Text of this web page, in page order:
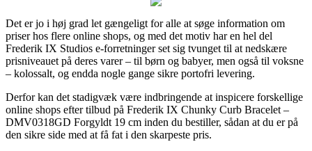
Det er jo i høj grad let gængeligt for alle at søge information om
priser hos flere online shops, og med det motiv har en hel del
Frederik IX Studios e-forretninger set sig tvunget til at nedskære
prisniveauet på deres varer – til børn og babyer, men også til voksne
– kolossalt, og endda nogle gange sikre portofri levering.
Derfor kan det stadigvæk være indbringende at inspicere forskellige
online shops efter tilbud på Frederik IX Chunky Curb Bracelet –
DMV0318GD Forgyldt 19 cm inden du bestiller, sådan at du er på
den sikre side med at få fat i den skarpeste pris.